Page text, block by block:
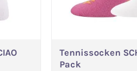
In den
Tennissocken
Pack